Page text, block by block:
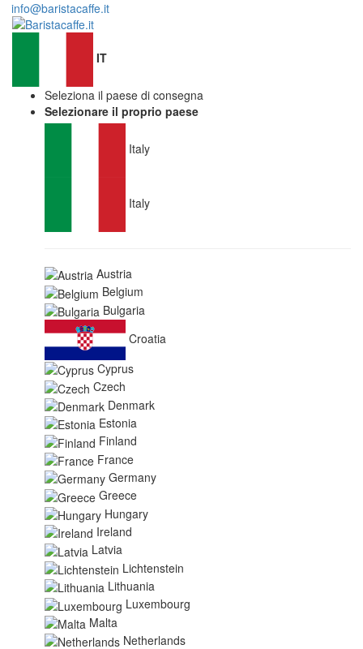
info@baristacaffe.it
IT
Seleziona il paese di consegna
Selezionare il proprio paese
Italy
Italy
Austria
Belgium
Bulgaria
Croatia
Cyprus
Czech
Denmark
Estonia
Finland
France
Germany
Greece
Hungary
Ireland
Latvia
Lichtenstein
Lithuania
Luxembourg
Malta
Netherlands